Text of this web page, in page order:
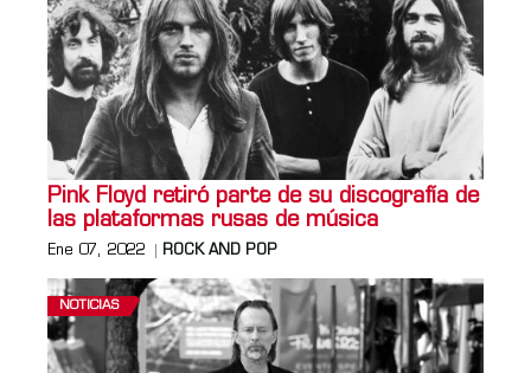
Pink Floyd retiró parte de su discografía de
las plataformas rusas de música
Ene 07, 2022 ROCK AND POP
NOTICIAS